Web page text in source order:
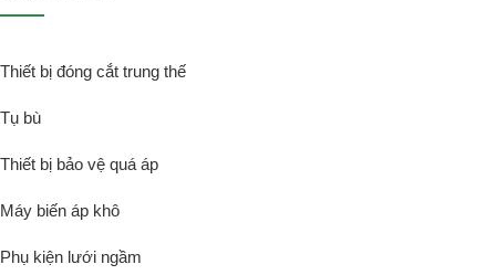
Thiết bị đóng cắt trung thế
Tụ bù
Thiết bị bảo vệ quá áp
Máy biến áp khô
Phụ kiện lưới ngầm